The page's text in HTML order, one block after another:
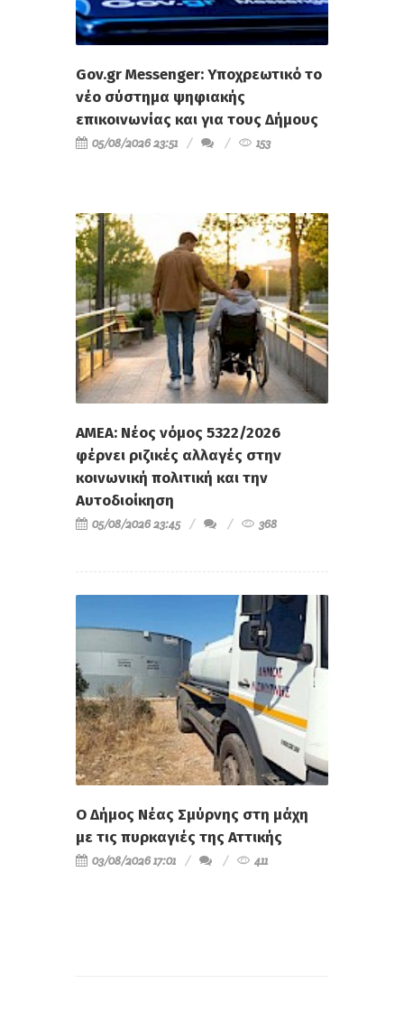
Gov.gr Messenger: Υποχρεωτικό το
νέο σύστημα ψηφιακής
επικοινωνίας και για τους Δήμους
05/08/2026 23:51 153
ΑΜΕΑ: Νέος νόμος 5322/2026
φέρνει ριζικές αλλαγές στην
κοινωνική πολιτική και την
Αυτοδιοίκηση
05/08/2026 23:45 368
Ο Δήμος Νέας Σμύρνης στη μάχη
με τις πυρκαγιές της Αττικής
03/08/2026 17:01 411